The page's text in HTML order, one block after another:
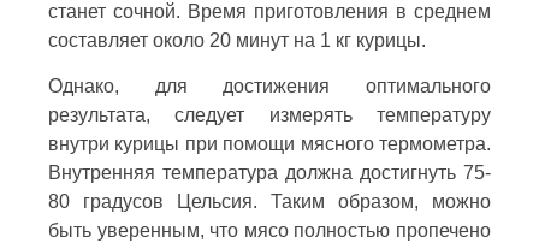
станет сочной. Время приготовления в среднем
составляет около 20 минут на 1 кг курицы.
Однако, для достижения оптимального
результата, следует измерять температуру
внутри курицы при помощи мясного термометра.
Внутренняя температура должна достигнуть 75-
80 градусов Цельсия. Таким образом, можно
быть уверенным, что мясо полностью пропечено